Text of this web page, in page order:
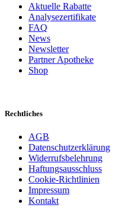
Aktuelle Rabatte
Analysezertifikate
FAQ
News
Newsletter
Partner Apotheke
Shop
Rechtliches
AGB
Datenschutzerklärung
Widerrufsbelehrung
Haftungsausschluss
Cookie-Richtlinien
Impressum
Kontakt